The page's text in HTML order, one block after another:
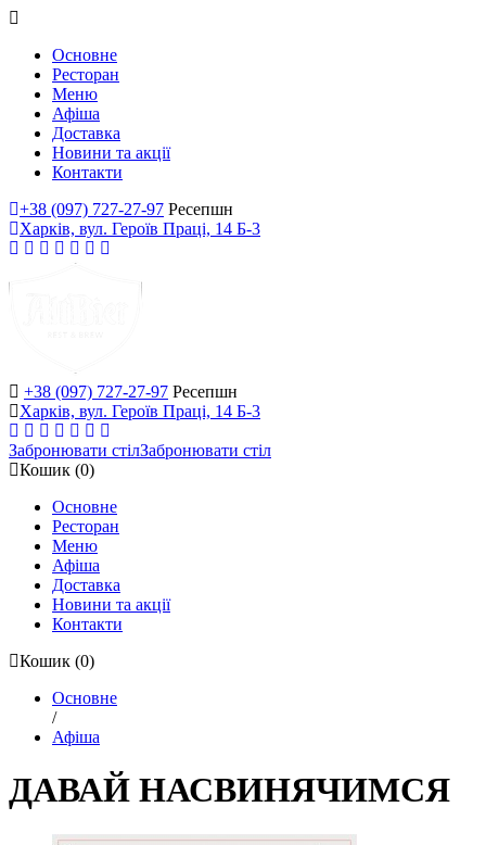
Основне
Ресторан
Меню
Афіша
Доставка
Новини та акції
Контакти
+38 (097) 727-27-97 Ресепшн
Харків, вул. Героїв Праці, 14 Б-3
+38 (097) 727-27-97 Ресепшн
Харків, вул. Героїв Праці, 14 Б-3
Забронювати стілЗабронювати стіл
Кошик (0)
Основне
Ресторан
Меню
Афіша
Доставка
Новини та акції
Контакти
Кошик (0)
Основне
/
Афіша
ДАВАЙ НАСВИНЯЧИМСЯ